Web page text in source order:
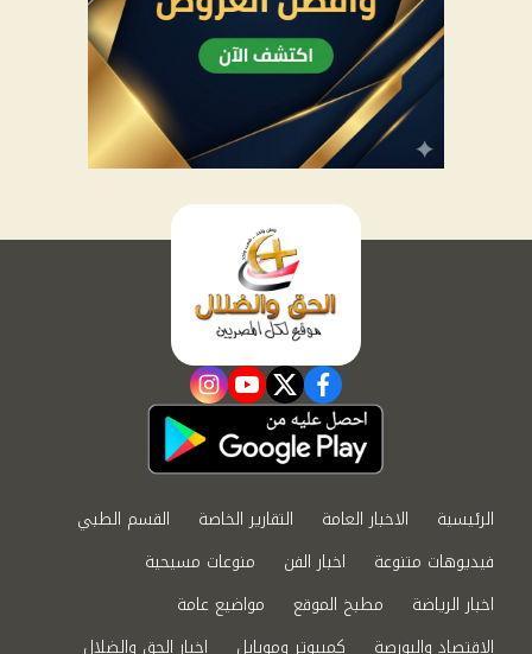
facebook
twitter
youtube
instagram
الرئيسية الاخبار العامة التقارير الخاصة
القسم الطبي
فيديوهات متنوعة
اخبار الفن
منوعات مسيحية
اخبار الرياضة
مطبخ الموقع
مواضيع عامة
الاقتصاد والبورصة
كمبيوتر وموبايل اخبار الحق والضلال